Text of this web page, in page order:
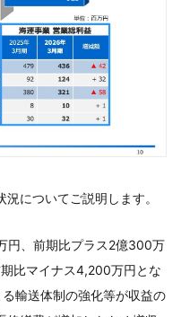
についてご説明します。
円、前期比プラス2億300万
比マイナス4,200万円とな
輸送体制の強化等が収益の